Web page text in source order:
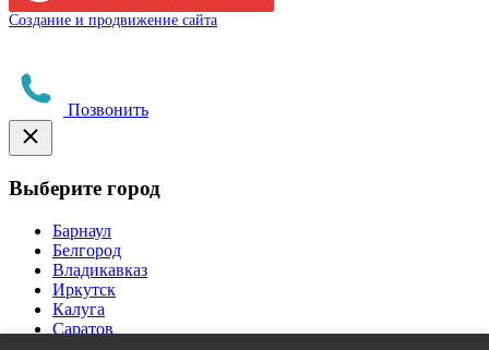
Создание и продвижение сайта
Позвонить
Выберите город
Барнаул
Белгород
Владикавказ
Иркутск
Калуга
Саратов